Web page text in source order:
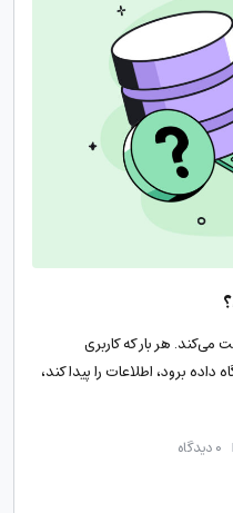
هر بار که کاربری
داده برود، اطلاعات را پیدا کند،
۰دیدگاه